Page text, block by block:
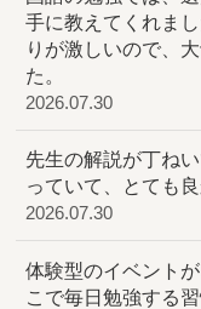
手に教えてくれま
りが激しいので、
た。
2026.07.30
先生の解説が丁ね
っていて、とても良
2026.07.30
体験型のイベント
こで毎日勉強する